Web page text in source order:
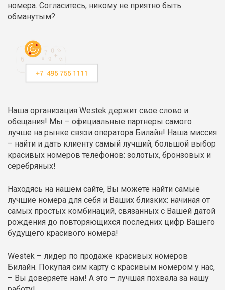
номера. Согласитесь, никому не приятно быть
обманутым?
Наша организация Westek держит свое слово и
обещания! Мы – официальные партнеры самого
лучше на рынке связи оператора Билайн! Наша миссия
– найти и дать клиенту самый лучший, большой выбор
красивых номеров телефонов: золотых, бронзовых и
серебряных!
Находясь на нашем сайте, Вы можете найти самые
лучшие номера для себя и Ваших близких: начиная от
самых простых комбинаций, связанных с Вашей датой
рождения до повторяющихся последних цифр Вашего
будущего красивого номера!
Westek – лидер по продаже красивых номеров
Билайн. Покупая сим карту с красивым номером у нас,
– Вы доверяете нам! А это – лучшая похвала за нашу